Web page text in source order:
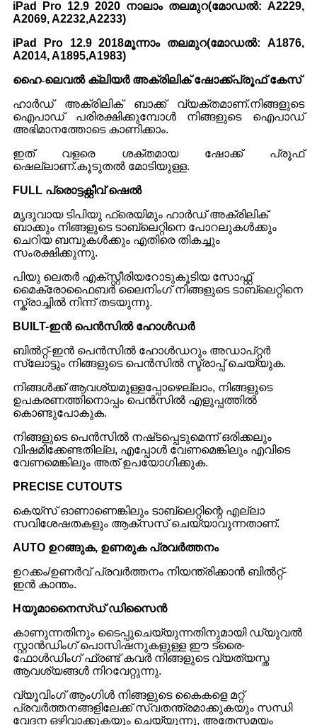
iPad Pro 12.9 2020 നാലാം തലമുറ(മോഡൽ: A2229,
A2069, A2232,A2233)
iPad Pro 12.9 2018മൂന്നാം തലമുറ(മോഡൽ: A1876,
A2014, A1895,A1983)
ഹൈ-ലെവൽ ക്ലിയർ അക്രിലിക് ഷോക്ക്പ്രൂഫ് കേസ്
ഹാർഡ് അക്രിലിക് ബാക്ക് വ്യക്തമാണ്.നിങ്ങളുടെ
ഐപാഡ് പരിരക്ഷിക്കുമ്പോൾ നിങ്ങളുടെ ഐപാഡ്
അഭിമാനത്തോടെ കാണിക്കാം.
ഇത് വളരെ ശക്തമായ ഷോക്ക് പ്രൂഫ്
ഷെല്ലാണ്.കൂടുതൽ മോടിയുള്ള.
FULL പ്രൊട്ടക്റ്റീവ് ഷെൽ
മൃദുവായ ടിപിയു ഫ്രെയിമും ഹാർഡ് അക്രിലിക്
ബാക്കും നിങ്ങളുടെ ടാബ്‌ലെറ്റിനെ പോറലുകൾക്കും
ചെറിയ ബമ്പുകൾക്കും എതിരെ തികച്ചും
സംരക്ഷിക്കുന്നു.
പിയു ലെതർ എക്സ്റ്റീരിയറോടുകൂടിയ സോഫ്റ്റ്
മൈക്രോഫൈബർ ലൈനിംഗ് നിങ്ങളുടെ ടാബ്‌ലെറ്റിനെ
സ്ക്രാച്ചിൽ നിന്ന് തടയുന്നു.
BUILT-ഇൻ പെൻസിൽ ഹോൾഡർ
ബിൽറ്റ്-ഇൻ പെൻസിൽ ഹോൾഡറും അഡാപ്റ്റർ
സ്ലോട്ടും നിങ്ങളുടെ പെൻസിൽ സ്ട്രാപ്പ് ചെയ്യുക.
നിങ്ങൾക്ക് ആവശ്യമുള്ളപ്പോഴെല്ലാം, നിങ്ങളുടെ
ഉപകരണത്തിനൊപ്പം പെൻസിൽ എളുപ്പത്തിൽ
കൊണ്ടുപോകുക.
നിങ്ങളുടെ പെൻസിൽ നഷ്‌ടപ്പെടുമെന്ന് ഒരിക്കലും
വിഷമിക്കേണ്ടതില്ല, എപ്പോൾ വേണമെങ്കിലും എവിടെ
വേണമെങ്കിലും അത് ഉപയോഗിക്കുക.
P RECISE CUTOUTS
കെയ്‌സ് ഓണാണെങ്കിലും ടാബ്‌ലെറ്റിന്റെ എല്ലാ
സവിശേഷതകളും ആക്‌സസ് ചെയ്യാവുന്നതാണ്.
AUTO ഉറങ്ങുക, ഉണരുക പ്രവർത്തനം
ഉറക്കം/ഉണർവ് പ്രവർത്തനം നിയന്ത്രിക്കാൻ ബിൽറ്റ്-
ഇൻ കാന്തം.
H യുമാനൈസ്ഡ് ഡിസൈൻ
കാണുന്നതിനും ടൈപ്പുചെയ്യുന്നതിനുമായി ഡ്യുവൽ
സ്റ്റാൻഡിംഗ് പൊസിഷനുകളുള്ള ഈ ട്രൈ-
ഫോൾഡിംഗ് ഫ്രണ്ട് കവർ നിങ്ങളുടെ വ്യത്യസ്ത
ആവശ്യങ്ങൾ നിറവേറ്റുന്നു.
വ്യൂവിംഗ് ആംഗിൾ നിങ്ങളുടെ കൈകളെ മറ്റ്
പ്രവർത്തനങ്ങളിലേക്ക് സ്വതന്ത്രമാക്കുകയും സന്ധി
വേദന ഒഴിവാക്കുകയും ചെയ്യുന്നു, അതേസമയം